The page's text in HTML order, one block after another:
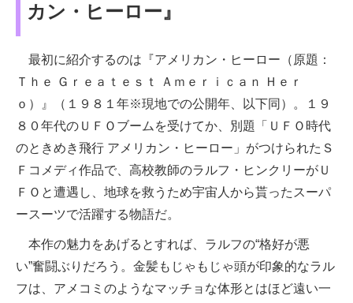
カン・ヒーロー』
最初に紹介するのは『アメリカン・ヒーロー（原題：
Ｔｈｅ Ｇｒｅａｔｅｓｔ Ａｍｅｒｉｃａｎ Ｈｅｒ
ｏ）』（１９８１年※現地での公開年、以下同）。１９
８０年代のＵＦＯブームを受けてか、別題「ＵＦＯ時代
のときめき飛行 アメリカン・ヒーロー」がつけられたＳ
Ｆコメディ作品で、高校教師のラルフ・ヒンクリーがＵ
ＦＯと遭遇し、地球を救うため宇宙人から貰ったスーパ
ースーツで活躍する物語だ。
本作の魅力をあげるとすれば、ラルフの“格好が悪
い”奮闘ぶりだろう。金髪もじゃもじゃ頭が印象的なラル
フは、アメコミのようなマッチョな体形とはほど遠い一